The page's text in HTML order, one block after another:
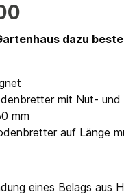
dazu
mit Nut-
mm
auf Länge
eines Belags aus